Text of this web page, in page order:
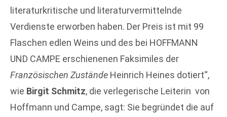
literaturkritische und literaturvermittelnde
Verdienste erworben haben. Der Preis ist mit 99
Flaschen edlen Weins und des bei HOFFMANN
UND CAMPE erschienenen Faksimiles der
Französischen Zustände Heinrich Heines dotiert“,
wie Birgit Schmitz, die verlegerische Leiterin von
Hoffmann und Campe, sagt: Sie begründet die auf